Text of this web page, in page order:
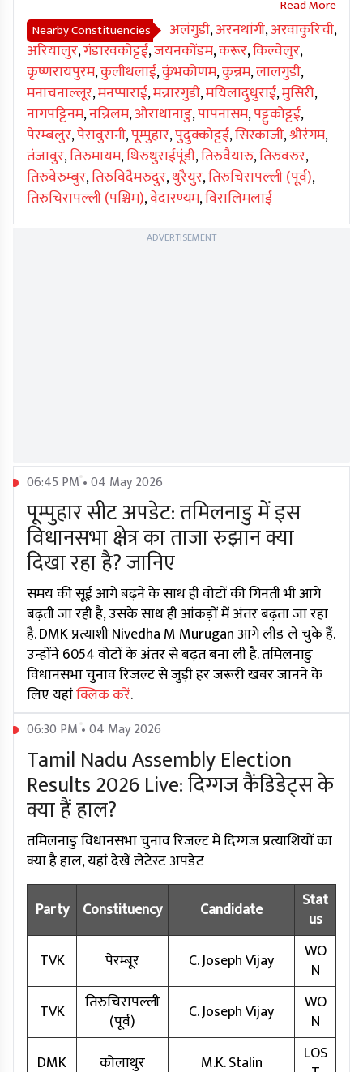
Nearby Constituencies अलंगुडी,अरनथांगी,अरवाकुरिची,
अरियालुर,गंडारवकोट्टई,जयनकोंडम,करूर,किल्वेलुर,
कृष्णरायपुरम,कुलीथलाई,कुंभकोणम,कुन्नम,लालगुडी,
मनाचनाल्लूर,मनप्पाराई,मन्नारगुडी,मयिलादुथुराई,मुसिरी,
नागपट्टिनम,नन्निलम,ओराथानाडु,पापनासम,पट्टुकोट्टई,
पेरम्बलुर,पेरावुरानी,पूम्पुहार,पुदुक्कोट्टई,सिरकाजी,श्रीरंगम,
तंजावुर,तिरुमायम,थिरुथुराईपूंडी,तिरुवैयारु,तिरुवरुर,
तिरुवेरुम्बुर,तिरुविदैमरुदुर,थुरैयुर,तिरुचिरापल्ली (पूर्व),
तिरुचिरापल्ली (पश्चिम),वेदारण्यम,विरालिमलाई
ADVERTISEMENT
06:45 PM • 04 May 2026
पूम्पुहार सीट अपडेट: तमिलनाडु में इस
विधानसभा क्षेत्र का ताजा रुझान क्या
दिखा रहा है? जानिए
समय की सूई आगे बढ़ने के साथ ही वोटों की गिनती भी आगे
बढ़ती जा रही है, उसके साथ ही आंकड़ों में अंतर बढ़ता जा रहा
है. DMK प्रत्याशी Nivedha M Murugan आगे लीड ले चुके हैं.
उन्होंने 6054 वोटों के अंतर से बढ़त बना ली है. तमिलनाडु
विधानसभा चुनाव रिजल्ट से जुड़ी हर जरूरी खबर जानने के
लिए यहांक्लिक करें.
06:30 PM • 04 May 2026
Tamil Nadu Assembly Election
Results 2026 Live: दिग्गज कैंडिडेट्स के
क्या हैं हाल?
तमिलनाडु विधानसभा चुनाव रिजल्ट में दिग्गज प्रत्याशियों का
क्या है हाल, यहां देखें लेटेस्ट अपडेट
Party
Constituency Candidate
Stat
us
TVK
पेरम्बूर C. Joseph Vijay
WO
N
TVK
तिरुचिरापल्ली
(पूर्व)
C. Joseph Vijay
WO
N
DMK
कोलाथुर M.K. Stalin
LOS